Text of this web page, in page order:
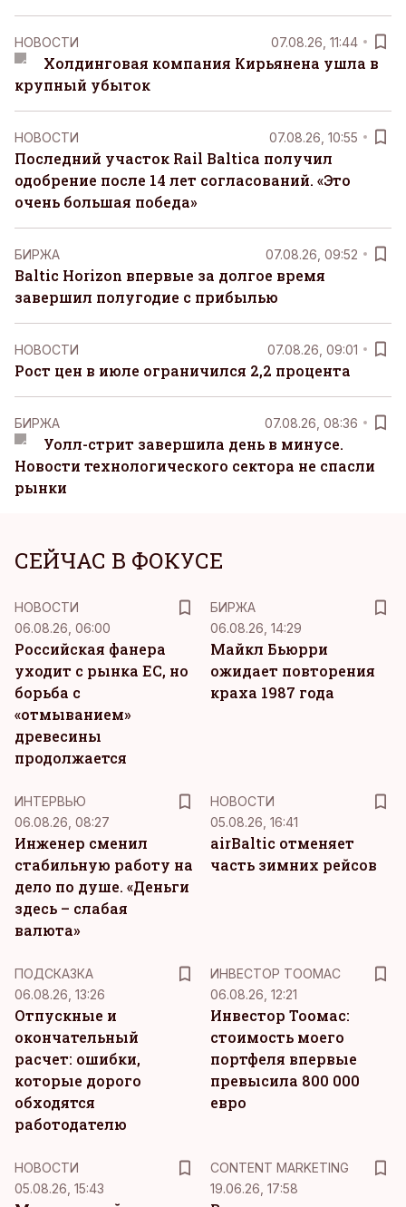
НОВОСТИ 07.08.26, 11:44
Холдинговая компания Кирьянена ушла в
крупный убыток
НОВОСТИ 07.08.26, 10:55
Последний участок Rail Baltica получил
одобрение после 14 лет согласований. «Это
очень большая победа»
БИРЖА 07.08.26, 09:52
Baltic Horizon впервые за долгое время
завершил полугодие с прибылью
НОВОСТИ 07.08.26, 09:01
Рост цен в июле ограничился 2,2 процента
БИРЖА 07.08.26, 08:36
Уолл-стрит завершила день в минусе.
Новости технологического сектора не спасли
рынки
СЕЙЧАС В ФОКУСЕ
НОВОСТИ
06.08.26, 06:00
Российская фанера
уходит с рынка ЕС, но
борьба с
«отмыванием»
древесины
продолжается
БИРЖА
06.08.26, 14:29
Майкл Бьюрри
ожидает повторения
краха 1987 года
ИНТЕРВЬЮ
06.08.26, 08:27
Инженер сменил
стабильную работу на
дело по душе. «Деньги
здесь – слабая
валюта»
НОВОСТИ
05.08.26, 16:41
airBaltic отменяет
часть зимних рейсов
ПОДСКАЗКА
06.08.26, 13:26
Отпускные и
окончательный
расчет: ошибки,
которые дорого
обходятся
работодателю
ИНВЕСТОР ТООМАС
06.08.26, 12:21
Инвестор Тоомас:
стоимость моего
портфеля впервые
превысила 800 000
евро
НОВОСТИ
05.08.26, 15:43
CONTENT MARKETING
19.06.26, 17:58